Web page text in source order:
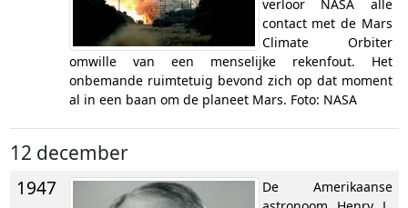
verloor NASA alle
contact met de Mars
Climate Orbiter
omwille van een menselijke rekenfout. Het
onbemande ruimtetuig bevond zich op dat moment
al in een baan om de planeet Mars. Foto: NASA
12 december
1947
De Amerikaanse